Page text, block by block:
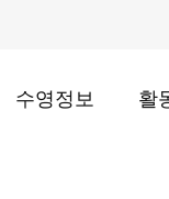
수영정보 활